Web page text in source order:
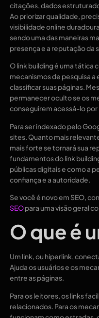
citações, dados
Ao priorizar qualidade,
visibilidade online
sendo uma das maneiras
presença e a reputação da
O link building é uma tática
mecanismos de pesquisa
classificar suas páginas.
permanecer oculto se os
conseguirem acessá-lo por
Para ser indexado pelo
sites. Quanto mais
mais forte se tornará sua
fundamentos do link
públicas digitais e como a
confiança e a autoridade.
Se você é novo em SEO,
SEOpara uma visão geral
O que é
Um link, ou hiperlink,
Ajuda os usuários e os
entre as páginas.
Para os leitores, os links
relacionados. Para os